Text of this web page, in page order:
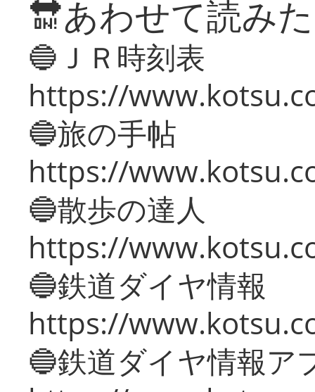
🔛あわせて読み
🔵ＪＲ時刻表
https://
🔵旅の手帖
https://
🔵散歩の達人
https://
🔵鉄道ダイヤ情報
https://
🔵鉄道ダイヤ情報ア